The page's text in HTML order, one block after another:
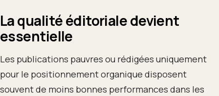
La qualité éditoriale devient
essentielle
Les publications pauvres ou rédigées uniquement
pour le positionnement organique disposent
souvent de moins bonnes performances dans les